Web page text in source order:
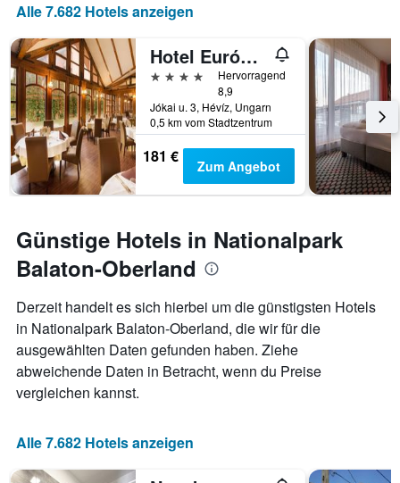
Alle 7.682 Hotels anzeigen
Hotel Európa Fit
4 Sterne
Hervorragend
8,9
Jókai u. 3, Hévíz, Ungarn
0,5 km vom Stadtzentrum
181 € Zum Angebot
Günstige Hotels in Nationalpark
Balaton-Oberland
Derzeit handelt es sich hierbei um die günstigsten Hotels
in Nationalpark Balaton-Oberland, die wir für die
ausgewählten Daten gefunden haben. Ziehe
abweichende Daten in Betracht, wenn du Preise
vergleichen kannst.
Alle 7.682 Hotels anzeigen